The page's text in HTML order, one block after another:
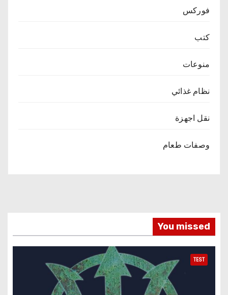
فوركس
كتب
منوعات
نظام غذائي
نقل اجهزة
وصفات طعام
You missed
TEST